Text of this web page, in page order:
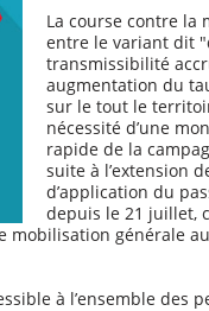
La course contre la
entre le variant dit
transmissibilité
augmentation du
sur le tout le
nécessité d’une
rapide de la
suite à l’extension
d’application du
depuis le 21 juillet,
mobilisation générale
à l’ensemble des